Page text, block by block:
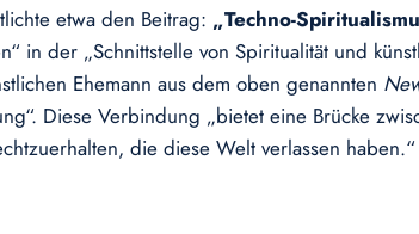
etwa den Beitrag: „Techno-
in der „Schnittstelle von Spiritualität und
Ehemann aus dem oben genannten
Diese Verbindung „bietet eine Brücke
die diese Welt verlassen